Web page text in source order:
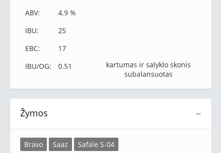
ABV:
4.9 %
IBU:
25
EBC:
17
IBU/OG:
0.51
kartumas ir salyklo skonis
subalansuotas
−
Žymos
Bravo Saaz Safale S-04